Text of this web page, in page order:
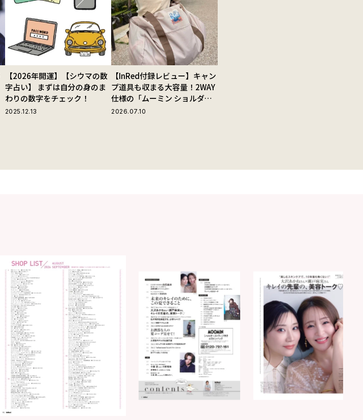
【2026年開運】【シウマの数
字占い】 まずは自分の身のま
わりの数字をチェック！
2025.12.13
【InRed付録レビュー】キャン
プ道具も収まる大容量！2WAY
仕様の「ムーミン ショルダー
ストラップ付きボストンバッ
2026.07.10